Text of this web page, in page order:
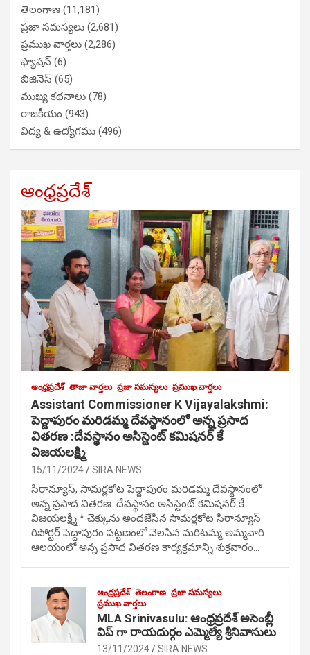
తెలంగాణ (11,181)
ప్రజా సమస్యలు (2,681)
ప్రముఖ వార్తలు (2,286)
ఫ్యాషన్ (6)
బిజినెస్ (65)
ముఖ్య కథనాలు (78)
రాజకీయం (943)
విద్య & ఉద్యోగము (496)
ఆంధ్రప్రదేశ్
ఆంధ్రప్రదేశ్ తాజా వార్తలు ప్రజా సమస్యలు ప్రముఖ వార్తలు
Assistant Commissioner K Vijayalakshmi:
పెద్దాపురం మరిడమ్మ దేవస్థానంలో అన్న ప్రసాద
వితరణ :దేవస్థానం అసిస్టెంట్ కమిషనర్ కే
విజయలక్ష్మి
15/11/2024 SIRA NEWS
సిరాన్యూస్, సామర్లకోట పెద్దాపురం మరిడమ్మ దేవస్థానంలో
అన్న ప్రసాద వితరణ :దేవస్థానం అసిస్టెంట్ కమిషనర్ కే
విజయలక్ష్మి * చెక్కును అందజేసిన సామర్లకోట సిరాన్యూస్
రిపోర్టర్ పెద్దాపురం పట్టణంలో వెలసిన మరిటమ్మ అమ్మవారి
ఆలయంలో అన్న ప్రసాద వితరణ కార్యక్రమాన్ని శుక్రవారం…
ఆంధ్రప్రదేశ్ తెలంగాణ ప్రజా సమస్యలు
ప్రముఖ వార్తలు
MLA Srinivasulu: ఆంధ్రప్రదేశ్ అసెంబ్లీ
విప్ గా రాయదుర్గం ఎమ్మెల్యే శ్రీనివాసులు
13/11/2024 SIRA NEWS